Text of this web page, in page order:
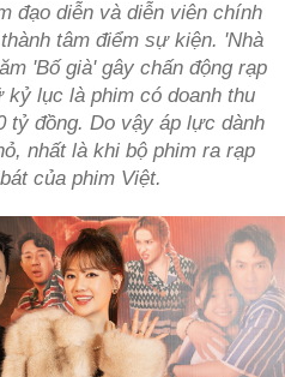
đạo diễn và diễn viên chính
tâm điểm sự kiện. 'Nhà
'Bố già' gây chấn động rạp
lục là phim có doanh thu
tỷ đồng. Do vậy áp lực dành
nhất là khi bộ phim ra rạp
của phim Việt.